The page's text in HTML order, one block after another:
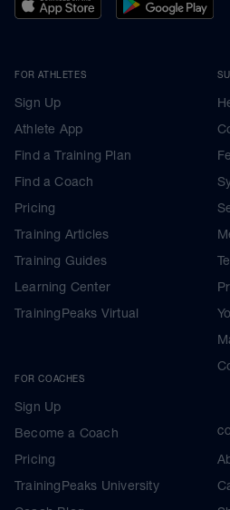
FOR ATHLETES
Sign Up
Athlete App
Find a Training Plan
Find a Coach
Pricing
Training Articles
Training Guides
Learning Center
TrainingPeaks Virtual
FOR COACHES
Sign Up
Become a Coach
Pricing
TrainingPeaks University